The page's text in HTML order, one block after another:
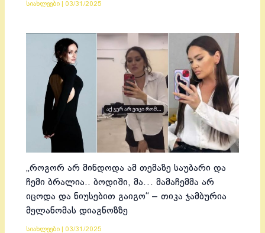
სიახლეები 03/31/2025
„როგორ არ მინდოდა ამ თემაზე საუბარი და
ჩემი ბრალია.. ბოდიში, მა… მამაჩემმა არ
იცოდა და ნიუსებით გაიგო“ – თიკა ჯამბურია
მელანომას დიაგნოზზე
სიახლეები 03/31/2025